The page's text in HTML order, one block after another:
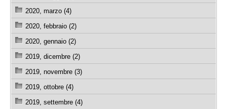
2020, marzo (4)
2020, febbraio (2)
2020, gennaio (2)
2019, dicembre (2)
2019, novembre (3)
2019, ottobre (4)
2019, settembre (4)